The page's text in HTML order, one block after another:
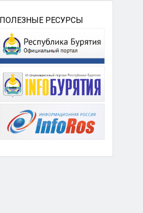
ПОЛЕЗНЫЕ РЕСУРСЫ